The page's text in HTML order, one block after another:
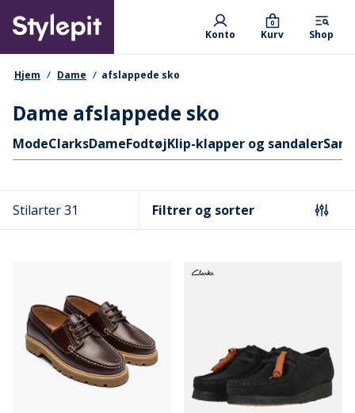
main
content
Primary departments
Konto Kurv
0
Shop
navigationssti
Hjem Dame afslappede sko
Dame afslappede sko
Hurtige links
ModeClarksDameFodtøjKlip-klapper og sandaler
Stilarter 31 Filtrer og sorter